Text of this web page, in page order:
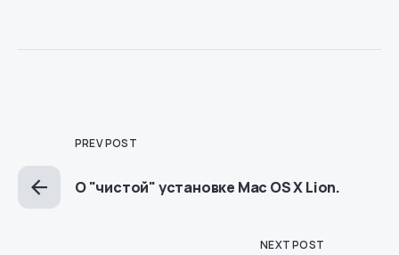
PREV POST
О "чистой" установке Mac OS X Lion.
NEXT POST